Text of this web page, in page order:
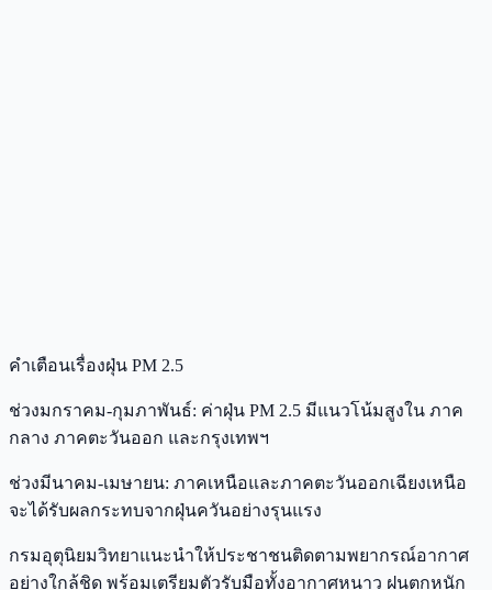
คำเตือนเรื่องฝุ่น PM 2.5
ช่วงมกราคม-กุมภาพันธ์: ค่าฝุ่น PM 2.5 มีแนวโน้มสูงใน ภาค
กลาง ภาคตะวันออก และกรุงเทพฯ
ช่วงมีนาคม-เมษายน: ภาคเหนือและภาคตะวันออกเฉียงเหนือ
จะได้รับผลกระทบจากฝุ่นควันอย่างรุนแรง
กรมอุตุนิยมวิทยาแนะนำให้ประชาชนติดตามพยากรณ์อากาศ
อย่างใกล้ชิด พร้อมเตรียมตัวรับมือทั้งอากาศหนาว ฝนตกหนัก